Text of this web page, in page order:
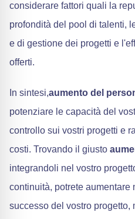
considerare fattori quali la
profondità del pool di talenti,
e di gestione dei progetti e
offerti.
In sintesi,aumento del
potenziare le capacità del
controllo sui vostri progetti e
costi. Trovando il giusto
integrandoli nel vostro
continuità, potrete
successo del vostro progetto,